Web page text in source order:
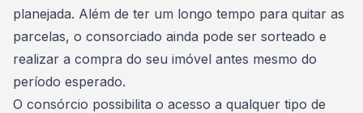
planejada. Além de ter um longo tempo para quitar as
parcelas, o consorciado ainda pode ser sorteado e
realizar a compra do seu imóvel antes mesmo do
período esperado.
O consórcio possibilita o acesso a qualquer tipo de